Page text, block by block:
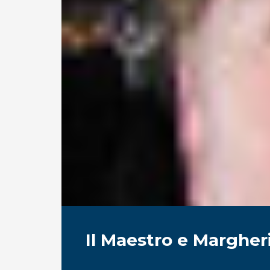
Il Maestro e